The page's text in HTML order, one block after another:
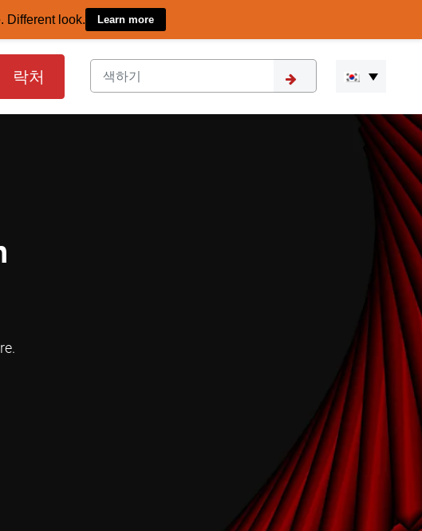
Different look. Learn more
락처